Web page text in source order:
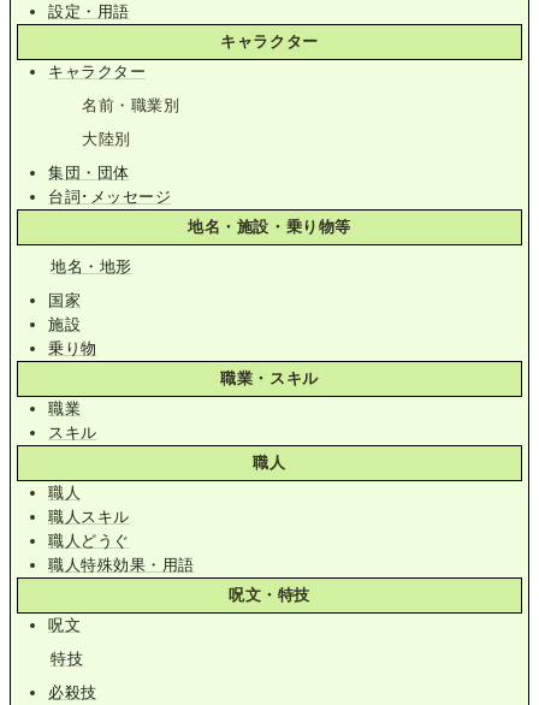
設定・用語
キャラクター
キャラクター
名前・職業別
大陸別
集団・団体
台詞･メッセージ
地名・施設・乗り物等
地名・地形
国家
施設
乗り物
職業・スキル
職業
スキル
職人
職人
職人スキル
職人どうぐ
職人特殊効果・用語
呪文・特技
呪文
特技
必殺技